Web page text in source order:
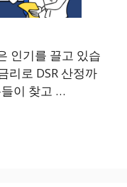
인기를 끌고 있습
리로 DSR 산정까
이 찾고 …